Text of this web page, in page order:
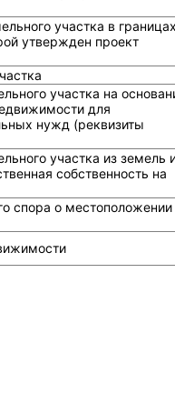
участка в
утвержден проект
участка на
для
нужд (реквизиты
участка из земель
собственность на
спора о местоположении